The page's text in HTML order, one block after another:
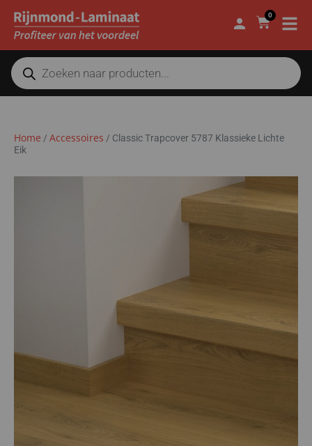
0
Home / Accessoires / Classic Trapcover 5787 Klassieke Lichte
Eik